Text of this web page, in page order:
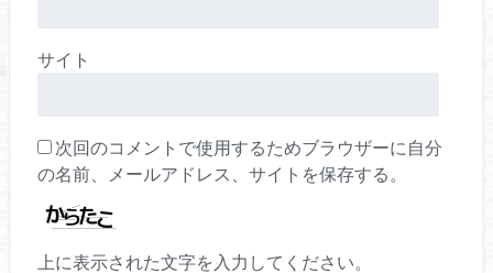
サイト
次回のコメントで使用するためブラウザーに自分
の名前、メールアドレス、サイトを保存する。
上に表示された文字を入力してください。